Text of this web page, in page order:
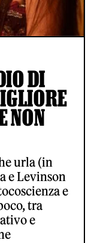
DI
NON
urla (in
e Levinson
e
tra
e